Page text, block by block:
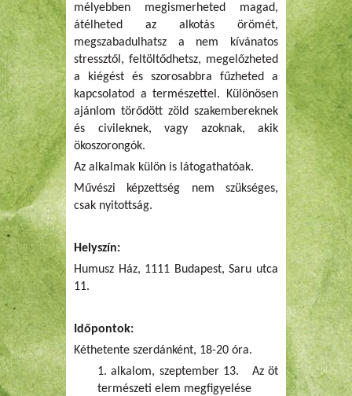
mélyebben megismerheted magad,
átélheted az alkotás örömét,
megszabadulhatsz a nem kívánatos
stressztől, feltöltődhetsz, megelőzheted
a kiégést és szorosabbra fűzheted a
kapcsolatod a természettel. Különösen
ajánlom törődött zöld szakembereknek
és civileknek, vagy azoknak, akik
ökoszorongók.
Az alkalmak külön is látogathatóak.
Művészi képzettség nem szükséges,
csak nyitottság.
Helyszín:
Humusz Ház, 1111 Budapest, Saru utca
11.
Időpontok:
Kéthetente szerdánként, 18-20 óra.
1. alkalom, szeptember 13. Az öt
természeti elem megfigyelése